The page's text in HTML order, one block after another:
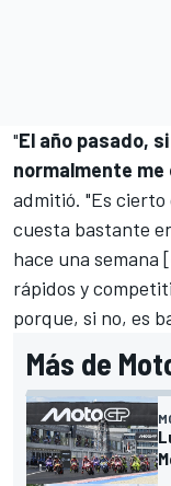
"El año pasado,
normalmente me
admitió. "Es cierto
cuesta bastante
hace una semana
rápidos y
porque, si no, es
Más de